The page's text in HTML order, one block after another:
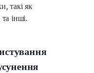
такі як
інші.